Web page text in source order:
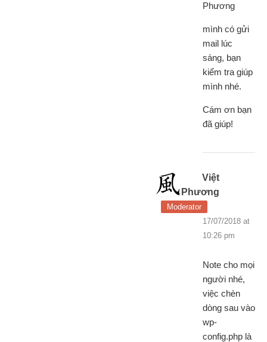
Phương
mình có gửi
mail lúc
sáng, bạn
kiểm tra giúp
mình nhé.
Cám ơn bạn
đã giúp!
Việt
Phương
Moderator
17/07/2018 at
10:26 pm
Note cho mọi
người nhé,
việc chèn
dòng sau vào
wp-
config.php là